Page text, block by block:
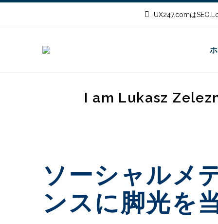
UX247.comは
I am Lukasz
ソーシャルメ
ンスに脚光を